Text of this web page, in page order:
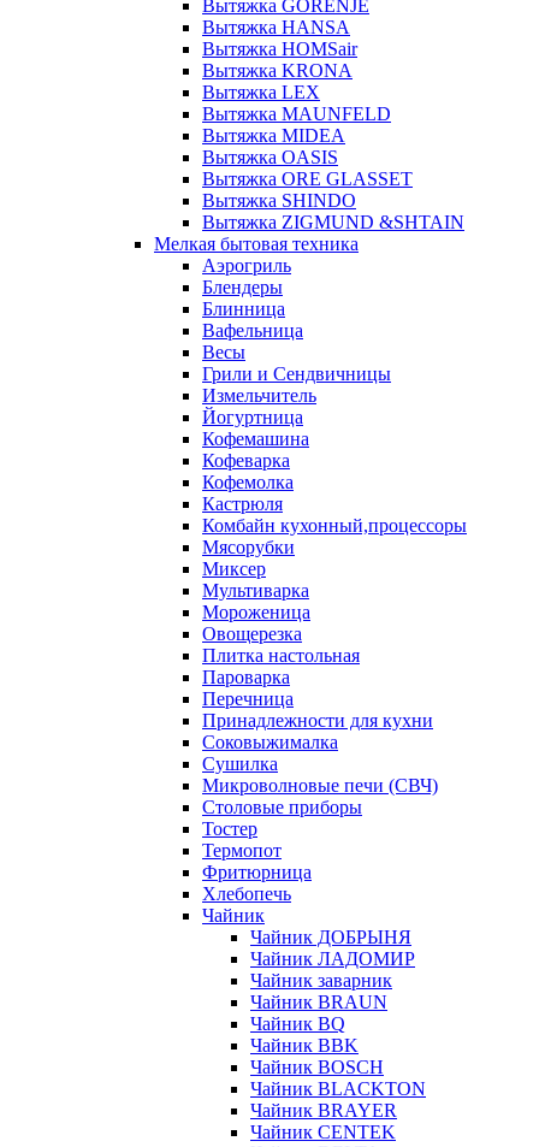
Вытяжка GORENJE
Вытяжка HANSA
Вытяжка HOMSair
Вытяжка KRONA
Вытяжка LEX
Вытяжка MAUNFELD
Вытяжка MIDEA
Вытяжка OASIS
Вытяжка ORE GLASSET
Вытяжка SHINDO
Вытяжка ZIGMUND &SHTAIN
Мелкая бытовая техника
Аэрогриль
Блендеры
Блинница
Вафельница
Весы
Грили и Сендвичницы
Измельчитель
Йогуртница
Кофемашина
Кофеварка
Кофемолка
Кастрюля
Комбайн кухонный,процессоры
Мясорубки
Миксер
Мультиварка
Мороженица
Овощерезка
Плитка настольная
Пароварка
Перечница
Принадлежности для кухни
Соковыжималка
Сушилка
Микроволновые печи (СВЧ)
Столовые приборы
Тостер
Термопот
Фритюрница
Хлебопечь
Чайник
Чайник ДОБРЫНЯ
Чайник ЛАДОМИР
Чайник заварник
Чайник BRAUN
Чайник BQ
Чайник BBK
Чайник BOSCH
Чайник BLACKTON
Чайник BRAYER
Чайник CENTEK